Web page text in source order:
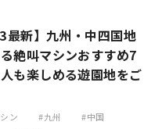
最新】九州・中四国地
絶叫マシンおすすめ7
も楽しめる遊園地をご
ン 九州
中国